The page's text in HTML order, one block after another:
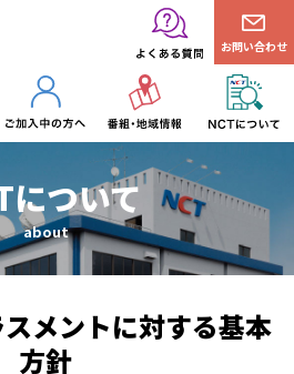
お問い合わせ
について
about
メントに対する基本
方針